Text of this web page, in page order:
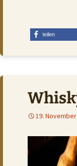
teilen
19.